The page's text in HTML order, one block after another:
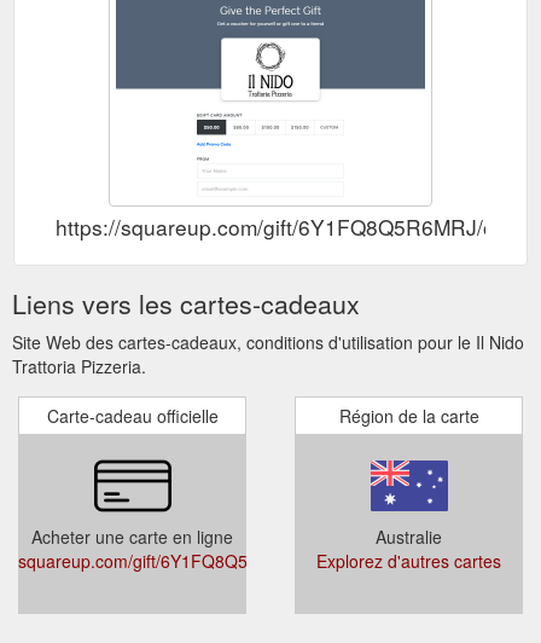
https://squareup.com/gift/6Y1FQ8Q5R6MRJ/order
Liens vers les cartes-cadeaux
Site Web des cartes-cadeaux, conditions d'utilisation pour le Il Nido
Trattoria Pizzeria.
Carte-cadeau officielle
Acheter une carte en ligne
squareup.com/gift/6Y1FQ8Q5R6MRJ/order
Région de la carte
Australie
Explorez d'autres cartes